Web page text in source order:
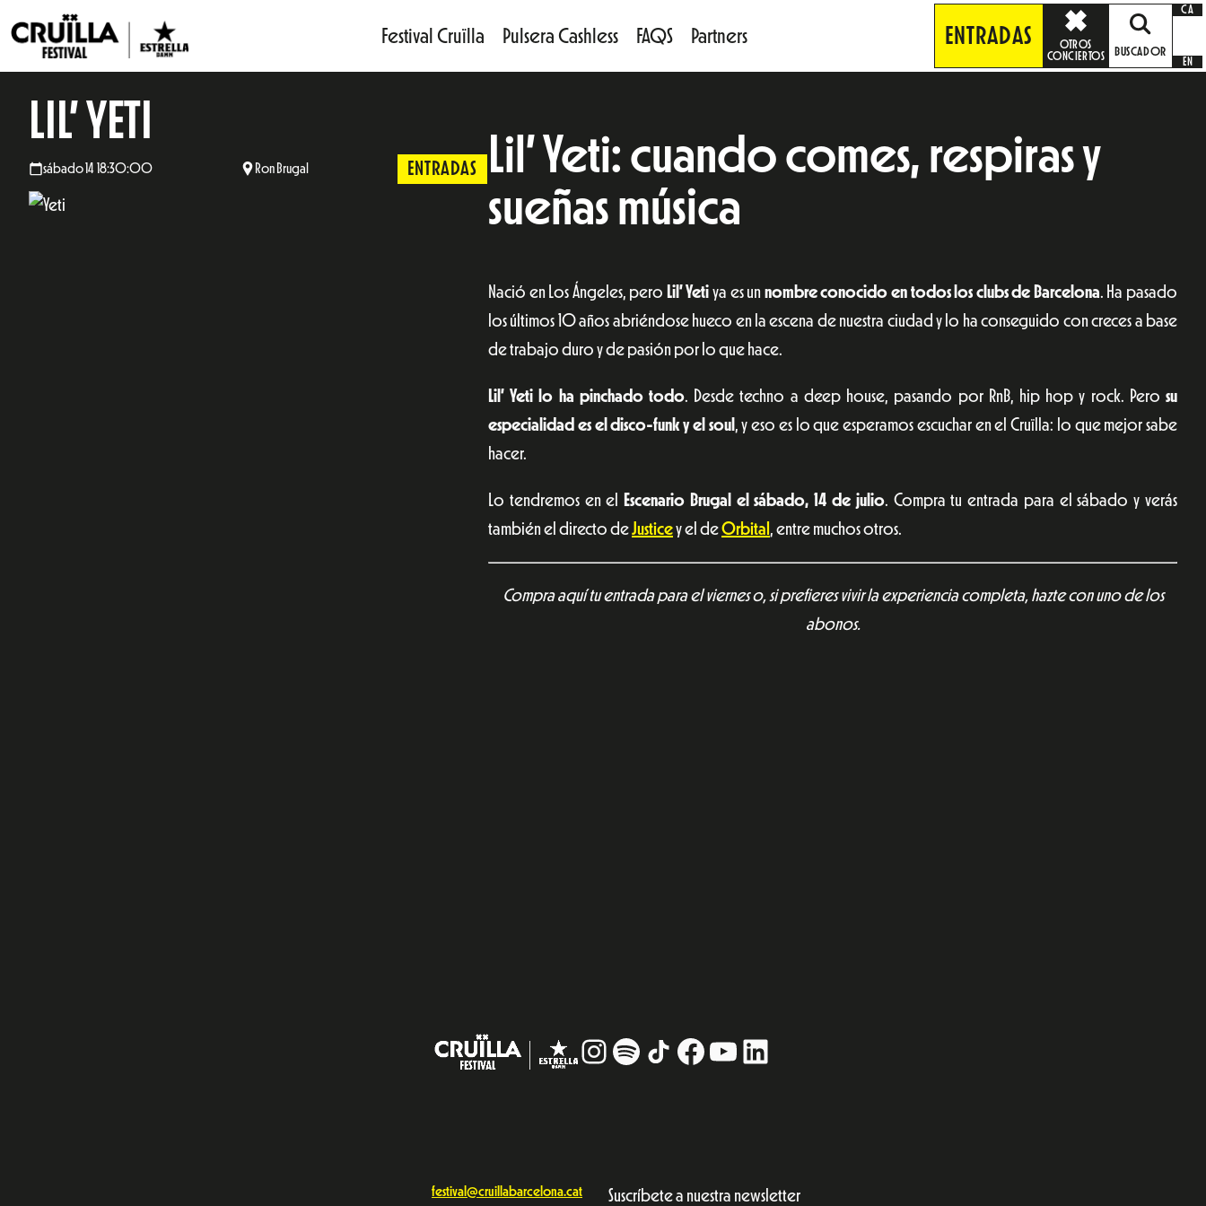
Festival Cruïlla Pulsera Cashless FAQS Partners ENTRADAS
OTROS
CONCIERTOS
BUSCADOR
CA
EN
LIL’ YETI
sábado 14 18:30:00 Ron Brugal ENTRADAS
Lil’ Yeti: cuando comes, respiras y
sueñas música
Nació en Los Ángeles, pero Lil’ Yeti ya es un nombre conocido en todos los clubs de Barcelona. Ha pasado
los últimos 10 años abriéndose hueco en la escena de nuestra ciudad y lo ha conseguido con creces a base
de trabajo duro y de pasión por lo que hace.
Lil’ Yeti lo ha pinchado todo. Desde techno a deep house, pasando por RnB, hip hop y rock. Perosu
especialidad es el disco-funk y el soul , y eso es lo que esperamos escuchar en el Cruïlla: lo que mejor sabe
hacer.
Lo tendremos en el Escenario Brugal el sábado, 14 de julio. Compra tu entrada para el sábado y verás
también el directo deJusticey el deOrbital , entre muchos otros.
Compra aquí tu entrada para el viernes o, si prefieres vivir la experiencia completa, hazte con uno de los
abonos.
Instagram
# TikTokFacebook
YouTube
LinkedIn
festival@cruillabarcelona.cat Suscríbete a nuestra newsletter